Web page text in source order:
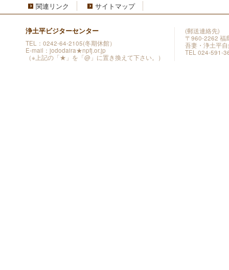
関連リンク サイトマップ
浄土平ビジターセンター
TEL：0242-64-2105(冬期休館）
E-mail：jododaira★npfj.or.jp
（※上記の「★」を「@」に置き換えて下さい。）
(郵送連絡先)
〒960-2262 福
吾妻・浄土平
TEL 024-591-